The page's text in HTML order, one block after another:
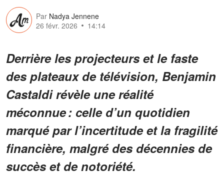
Par Nadya Jennene
26 févr. 2026
14:14
Derrière les projecteurs et le faste
des plateaux de télévision, Benjamin
Castaldi révèle une réalité
méconnue : celle d’un quotidien
marqué par l’incertitude et la fragilité
financière, malgré des décennies de
succès et de notoriété.